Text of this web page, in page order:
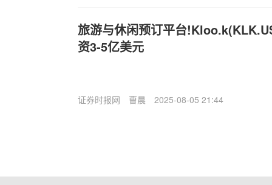
旅游与休闲预订平台
资3-5亿美元
证券时报网 曹晨 2025-08-05 21:44